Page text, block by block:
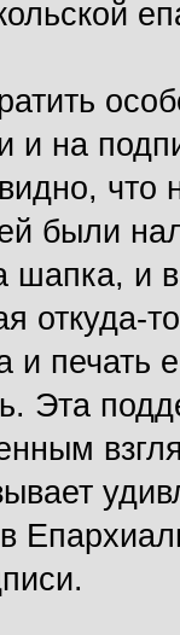
и на
что
были
шапка, и
откуда-
и печать
Эта